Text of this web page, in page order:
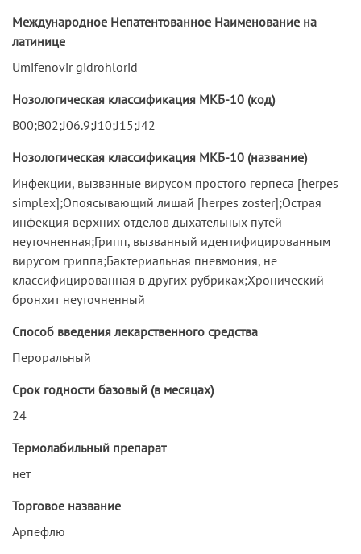
Международное Непатентованное Наименование на
латинице
Umifenovir gidrohlorid
Нозологическая классификация МКБ-10 (код)
B00;B02;J06.9;J10;J15;J42
Нозологическая классификация МКБ-10 (название)
Инфекции, вызванные вирусом простого герпеса [herpes
simplex];Опоясывающий лишай [herpes zoster];Острая
инфекция верхних отделов дыхательных путей
неуточненная;Грипп, вызванный идентифицированным
вирусом гриппа;Бактериальная пневмония, не
классифицированная в других рубриках;Хронический
бронхит неуточненный
Способ введения лекарственного средства
Пероральный
Срок годности базовый (в месяцах)
24
Термолабильный препарат
нет
Торговое название
Арпефлю